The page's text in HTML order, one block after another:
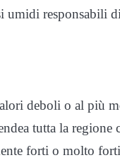
umidi responsabili
deboli o al più
tutta la regione
forti o molto